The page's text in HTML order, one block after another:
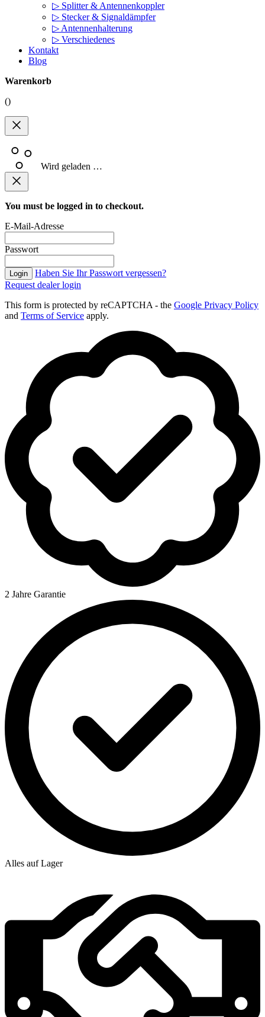
▷ Splitter & Antennenkoppler
▷ Stecker & Signaldämpfer
▷ Antennenhalterung
▷ Verschiedenes
Kontakt
Blog
Warenkorb
()
Wird geladen …
You must be logged in to checkout.
E-Mail-Adresse
Passwort
Login
Haben Sie Ihr Passwort vergessen?
Request dealer login
This form is protected by reCAPTCHA - the Google Privacy Policy
and Terms of Service apply.
2 Jahre Garantie
Alles auf Lager